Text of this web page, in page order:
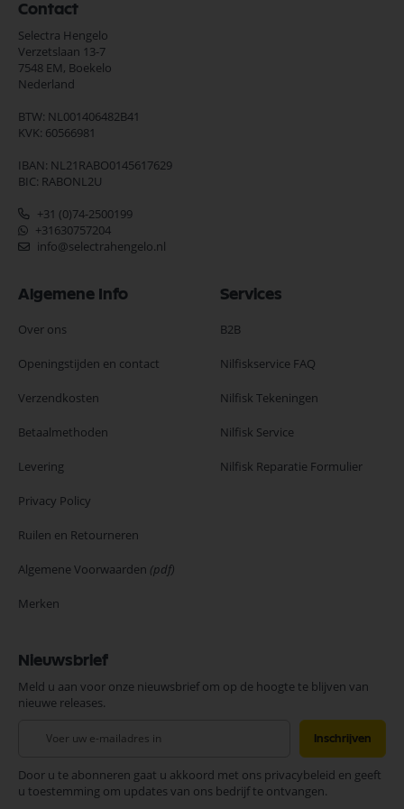
Contact
Selectra Hengelo
Verzetslaan 13-7
7548 EM, Boekelo
Nederland
BTW: NL001406482B41
KVK: 60566981
IBAN: NL21RABO0145617629
BIC: RABONL2U
+31 (0)74-2500199
+31630757204
info@selectrahengelo.nl
Algemene Info
Over ons
Openingstijden en contact
Verzendkosten
Betaalmethoden
Levering
Privacy Policy
Ruilen en Retourneren
Algemene Voorwaarden (pdf)
Merken
Services
B2B
Nilfiskservice FAQ
Nilfisk Tekeningen
Nilfisk Service
Nilfisk Reparatie Formulier
Nieuwsbrief
Meld u aan voor onze nieuwsbrief om op de hoogte te blijven van
nieuwe releases.
onze
nieuwsbrief
Inschrijven
Door u te abonneren gaat u akkoord met ons privacybeleid en geeft
u toestemming om updates van ons bedrijf te ontvangen.